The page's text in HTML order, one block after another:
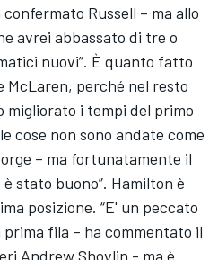
Russell – ma allo
avrei abbassato di tre o
nuovi”. È quanto fatto
McLaren, perché nel resto
migliorato i tempi del primo
cose non sono andate come
– ma fortunatamente il
stato buono”. Hamilton è
posizione. “E' un peccato
fila – ha commentato il
Andrew Shovlin - ma è